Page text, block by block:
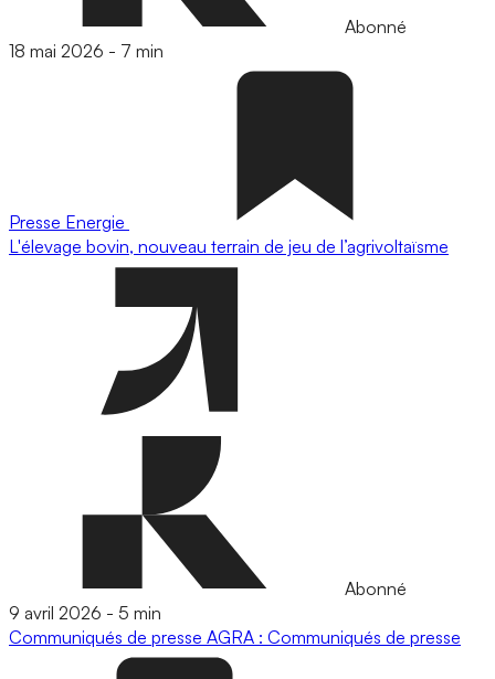
Abonné
18 mai 2026 - 7 min
Presse Energie
L'élevage bovin, nouveau terrain de jeu de l’agrivoltaïsme
Abonné
9 avril 2026 - 5 min
Communiqués de presse AGRA : Communiqués de presse